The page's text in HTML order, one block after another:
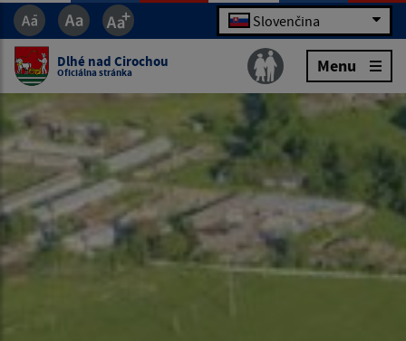
Slovenčina
Dlhé nad Cirochou
Oficiálna stránka Menu